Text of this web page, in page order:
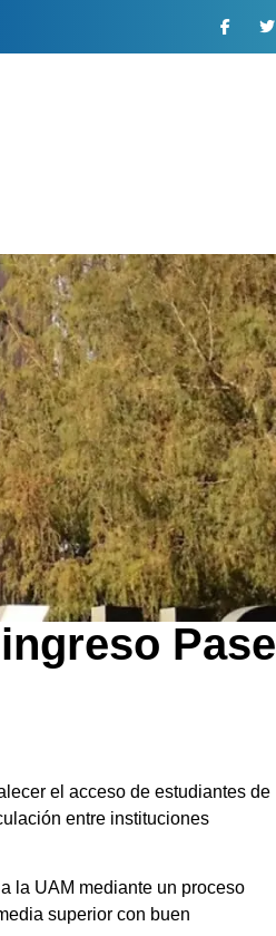
Pase
el acceso de estudiantes de
entre instituciones
la UAM mediante un proceso
superior con buen